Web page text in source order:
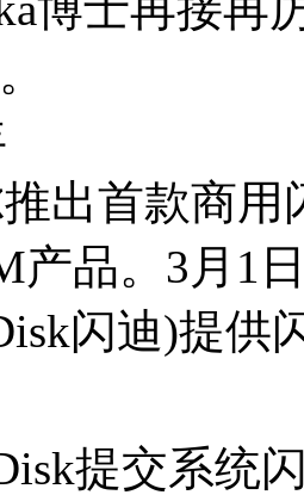
出首款商用
产品。3月1
闪迪)提供
提交系统